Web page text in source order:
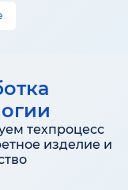
техпроцесс
изделие и